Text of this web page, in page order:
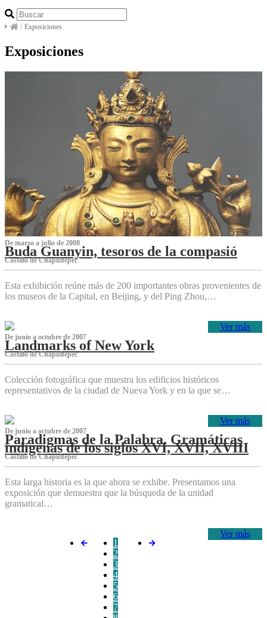
/ Exposiciones
Exposiciones
De marzo a julio de 2008
Buda Guanyin, tesoros de la compasió
Castillo de Chapultepec
Esta exhibición reúne más de 200 importantes obras provenientes de
los museos de la Capital, en Beijing, y del Ping Zhou,…
Ver más
De junio a octubre de 2007
Landmarks of New York
Castillo de Chapultepec
Colección fotográfica que muestra los edificios históricos
representativos de la ciudad de Nueva York y en la que se…
Ver más
De junio a octubre de 2007
Paradigmas de la Palabra. Gramáticas
indígenas de los siglos XVI, XVII, XVIII
Castillo de Chapultepec
Esta larga historia es la que ahora se exhibe. Presentamos una
exposición que demuestra que la búsqueda de la unidad
gramatical…
Ver más
1
2
3
4
5
6
7